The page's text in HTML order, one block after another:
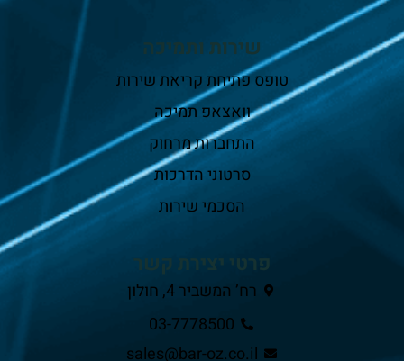
שירות ותמיכה
טופס פתיחת קריאת שירות
וואצאפ תמיכה
התחברות מרחוק
סרטוני הדרכות
הסכמי שירות
פרטי יצירת קשר
רח’ המשביר 4, חולון
03-7778500
sales@bar-oz.co.il